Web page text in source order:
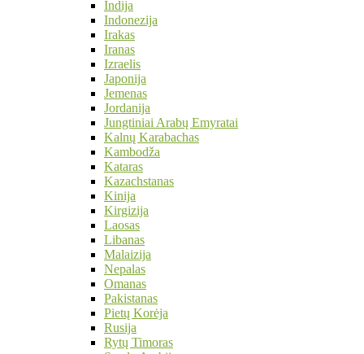
Indija
Indonezija
Irakas
Iranas
Izraelis
Japonija
Jemenas
Jordanija
Jungtiniai Arabų Emyratai
Kalnų Karabachas
Kambodža
Kataras
Kazachstanas
Kinija
Kirgizija
Laosas
Libanas
Malaizija
Nepalas
Omanas
Pakistanas
Pietų Korėja
Rusija
Rytų Timoras